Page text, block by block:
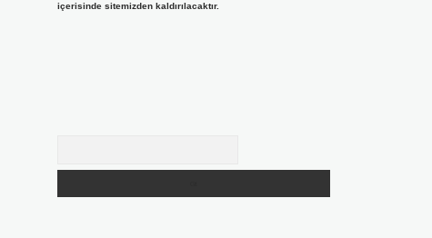
içerisinde sitemizden kaldırılacaktır.